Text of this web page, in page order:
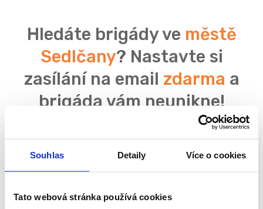
Souhlas Detaily Více o cookies
Tato webová stránka používá cookies
Hledáte brigády ve městě
Sedlčany? Nastavte si
zasílání na email zdarma a
brigáda vám neunikne!